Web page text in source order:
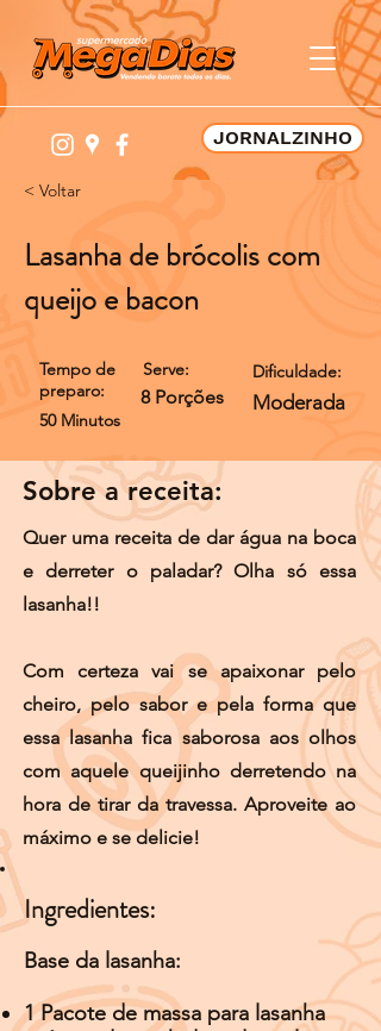
JORNALZINHO
< Voltar
Lasanha de brócolis com
queijo e bacon
Tempo de
preparo:
Serve:
8 Porções
50 Minutos
Dificuldade:
Moderada
Sobre a receita:
Quer uma receita de dar água na boca
e derreter o paladar? Olha só essa
lasanha!!
Com certeza vai se apaixonar pelo
cheiro, pelo sabor e pela forma que
essa lasanha fica saborosa aos olhos
com aquele queijinho derretendo na
hora de tirar da travessa. Aproveite ao
máximo e se delicie!
Ingredientes:
Base da lasanha:
1 Pacote de massa para lasanha